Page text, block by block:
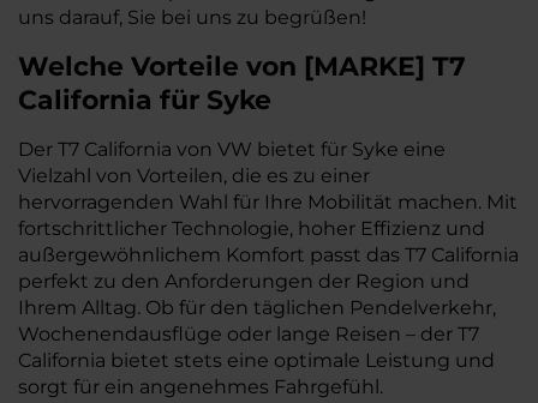
uns darauf, Sie bei uns zu begrüßen!
Welche Vorteile von [MARKE] T7
California für Syke
Der T7 California von VW bietet für Syke eine
Vielzahl von Vorteilen, die es zu einer
hervorragenden Wahl für Ihre Mobilität machen. Mit
fortschrittlicher Technologie, hoher Effizienz und
außergewöhnlichem Komfort passt das T7 California
perfekt zu den Anforderungen der Region und
Ihrem Alltag. Ob für den täglichen Pendelverkehr,
Wochenendausflüge oder lange Reisen – der T7
California bietet stets eine optimale Leistung und
sorgt für ein angenehmes Fahrgefühl.